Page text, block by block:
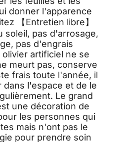
donner l'apparence
【Entretien libre】
soleil, pas d'arrosage,
pas d'engrais
artificiel ne se
meurt pas, conserve
frais toute l'année, il
dans l'espace et de le
Le grand
une décoration de
les personnes qui
mais n'ont pas le
pour prendre soin